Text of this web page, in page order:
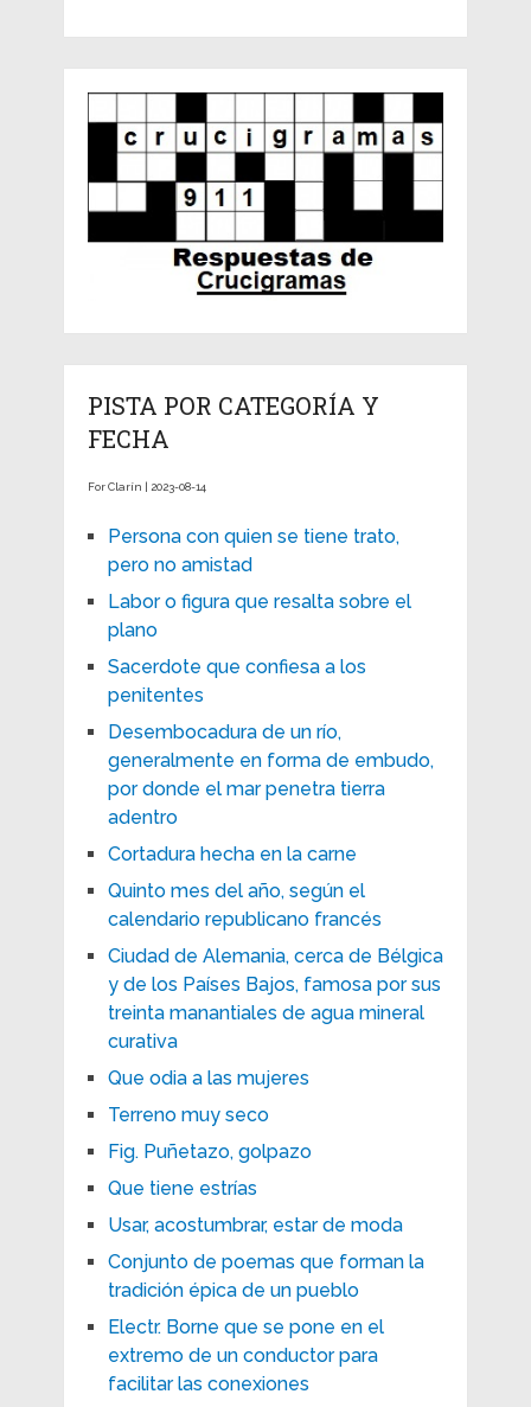
PISTA POR CATEGORÍA Y
FECHA
For Clarín | 2023-08-14
Persona con quien se tiene trato,
pero no amistad
Labor o figura que resalta sobre el
plano
Sacerdote que confiesa a los
penitentes
Desembocadura de un río,
generalmente en forma de embudo,
por donde el mar penetra tierra
adentro
Cortadura hecha en la carne
Quinto mes del año, según el
calendario republicano francés
Ciudad de Alemania, cerca de Bélgica
y de los Países Bajos, famosa por sus
treinta manantiales de agua mineral
curativa
Que odia a las mujeres
Terreno muy seco
Fig. Puñetazo, golpazo
Que tiene estrías
Usar, acostumbrar, estar de moda
Conjunto de poemas que forman la
tradición épica de un pueblo
Electr. Borne que se pone en el
extremo de un conductor para
facilitar las conexiones